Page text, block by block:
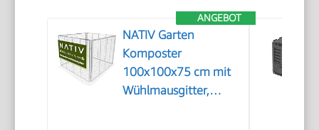
ANGEBOT
NATIV Garten
Komposter
100x100x75 cm mit
Wühlmausgitter,